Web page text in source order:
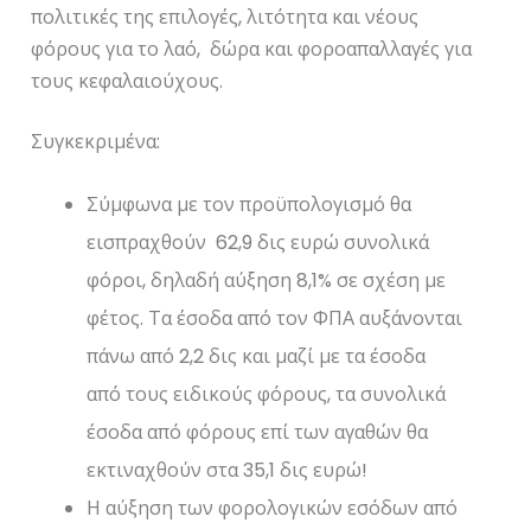
πολιτικές της επιλογές, λιτότητα και νέους
φόρους για το λαό, δώρα και φοροαπαλλαγές για
τους κεφαλαιούχους.
Συγκεκριμένα:
Σύμφωνα με τον προϋπολογισμό θα
εισπραχθούν 62,9 δις ευρώ συνολικά
φόροι, δηλαδή αύξηση 8,1% σε σχέση με
φέτος. Τα έσοδα από τον ΦΠΑ αυξάνονται
πάνω από 2,2 δις και μαζί με τα έσοδα
από τους ειδικούς φόρους, τα συνολικά
έσοδα από φόρους επί των αγαθών θα
εκτιναχθούν στα 35,1 δις ευρώ!
Η αύξηση των φορολογικών εσόδων από